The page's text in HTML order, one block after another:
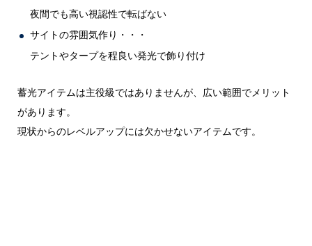
夜間でも高い視認性で転ばない
サイトの雰囲気作り・・・
テントやタープを程良い発光で飾り付け
蓄光アイテムは主役級ではありませんが、広い範囲でメリット
があります。
現状からのレベルアップには欠かせないアイテムです。